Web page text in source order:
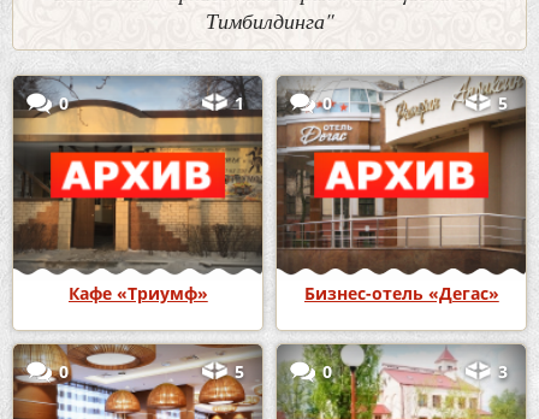
Тимбилдинга"
0 1
Кафе «Триумф»
0 5
Бизнес-отель «Дегас»
0 5 0 3